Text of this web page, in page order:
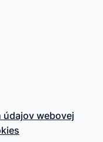
údajov webovej